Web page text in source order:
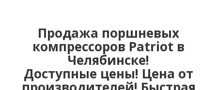
Продажа поршневых
компрессоров Patriot в
Челябинске!
Доступные цены! Цена от